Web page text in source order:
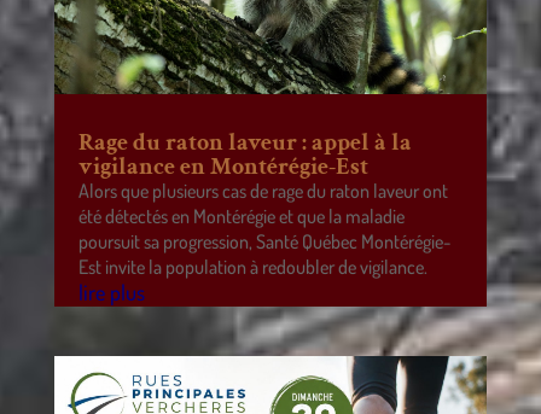
Rage du raton laveur : appel à la
vigilance en Montérégie-Est
Alors que plusieurs cas de rage du raton laveur ont
été détectés en Montérégie et que la maladie
poursuit sa progression, Santé Québec Montérégie-
Est invite la population à redoubler de vigilance.
lire plus